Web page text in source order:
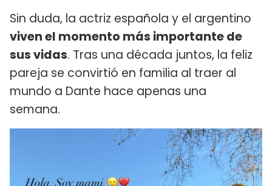
Sin duda, la actriz española y el argentino
viven el momento más importante de
sus vidas. Tras una década juntos, la feliz
pareja se convirtió en familia al traer al
mundo a Dante hace apenas una
semana.